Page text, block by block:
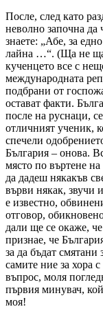
После, след като
неволно започна да
знаете: „Абе, за
лайна …“. (Ща не ща,
кученцето все с
международната
подбрани от
остават факти.
после на руснаци,
отличният ученик,
спечели
България – онова.
място по въртене
да дадеш някакъв
върви някак, звучи
е известно,
отговор,
дали ще се окаже,
признае, че
за да бъдат смятани
самите ние за хора
въпрос, моля
първия минувач,
моя!